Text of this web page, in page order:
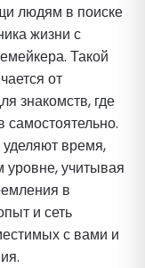
людям в поиске
жизни с
Такой
от
знакомств, где
самостоятельно.
время,
уровне, учитывая
в
и сеть
с вами и